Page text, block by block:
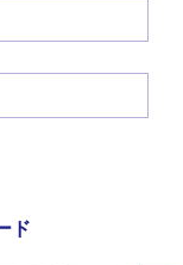
ド